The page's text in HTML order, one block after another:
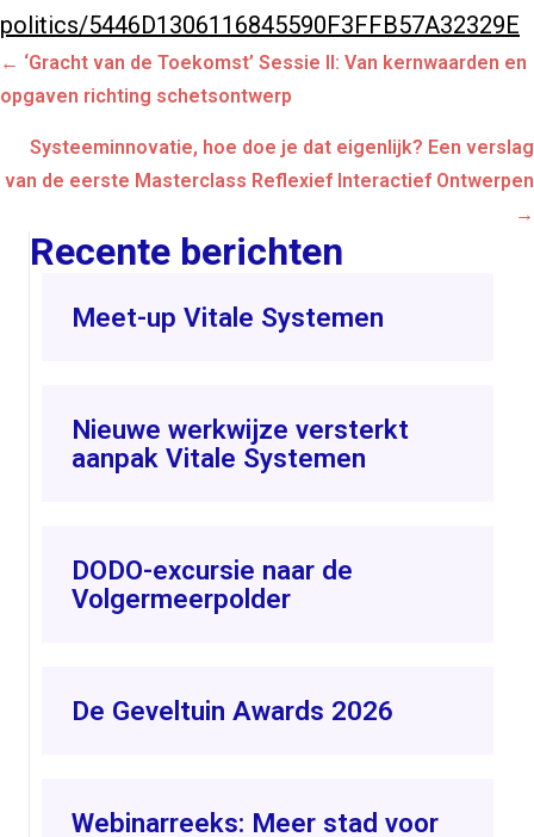
politics/5446D1306116845590F3FFB57A32329E
Posts
navigation
← ‘Gracht van de Toekomst’ Sessie II: Van kernwaarden en
opgaven richting schetsontwerp
Systeeminnovatie, hoe doe je dat eigenlijk? Een verslag
van de eerste Masterclass Reflexief Interactief Ontwerpen
→
Recente berichten
Meet-up Vitale Systemen
Nieuwe werkwijze versterkt
aanpak Vitale Systemen
DODO-excursie naar de
Volgermeerpolder
De Geveltuin Awards 2026
Webinarreeks: Meer stad voor